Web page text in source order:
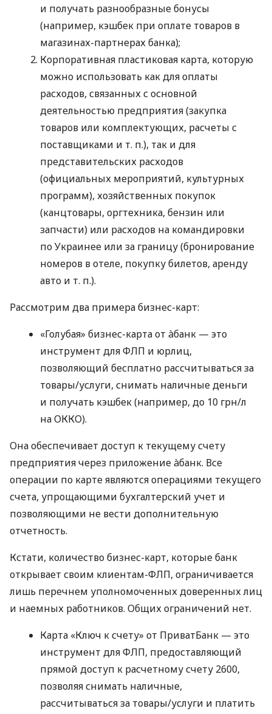
и получать разнообразные бонусы
(например, кэшбек при оплате товаров в
магазинах-партнерах банка);
Корпоративная пластиковая карта, которую
можно использовать как для оплаты
расходов, связанных с основной
деятельностью предприятия (закупка
товаров или комплектующих, расчеты с
поставщиками и т. п.), так и для
представительских расходов
(официальных мероприятий, культурных
программ), хозяйственных покупок
(канцтовары, оргтехника, бензин или
запчасти) или расходов на командировки
по Украинее или за границу (бронирование
номеров в отеле, покупку билетов, аренду
авто и т. п.).
Рассмотрим два примера бизнес-карт:
«Голубая» бизнес-карта от àбанк — это
инструмент для ФЛП и юрлиц,
позволяющий бесплатно рассчитываться за
товары/услуги, снимать наличные деньги
и получать кэшбек (например, до 10 грн/л
на ОККО).
Она обеспечивает доступ к текущему счету
предприятия через приложение àбанк. Все
операции по карте являются операциями текущего
счета, упрощающими бухгалтерский учет и
позволяющими не вести дополнительную
отчетность.
Кстати, количество бизнес-карт, которые банк
открывает своим клиентам-ФЛП, ограничивается
лишь перечнем уполномоченных доверенных лиц
и наемных работников. Общих ограничений нет.
Карта «Ключ к счету» от ПриватБанк — это
инструмент для ФЛП, предоставляющий
прямой доступ к расчетному счету 2600,
позволяя снимать наличные,
рассчитываться за товары/услуги и платить